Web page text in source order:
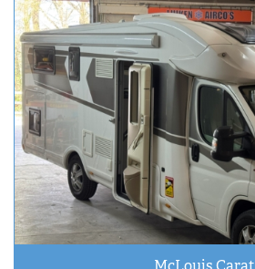
Airco
montage